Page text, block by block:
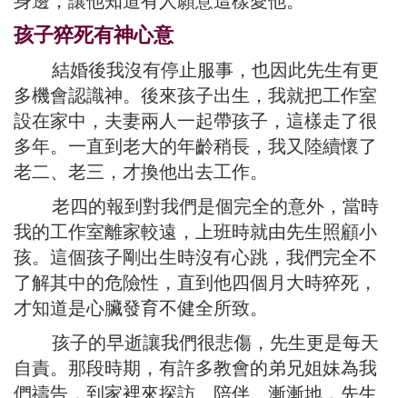
孩子猝死有神心意
結婚後我沒有停止服事，也因此先生有更
多機會認識神。後來孩子出生，我就把工作室
設在家中，夫妻兩人一起帶孩子，這樣走了很
多年。一直到老大的年齡稍長，我又陸續懷了
老二、老三，才換他出去工作。
老四的報到對我們是個完全的意外，當時
我的工作室離家較遠，上班時就由先生照顧小
孩。這個孩子剛出生時沒有心跳，我們完全不
了解其中的危險性，直到他四個月大時猝死，
才知道是心臟發育不健全所致。
孩子的早逝讓我們很悲傷，先生更是每天
自責。那段時期，有許多教會的弟兄姐妹為我
們禱告，到家裡來探訪、陪伴。漸漸地，先生